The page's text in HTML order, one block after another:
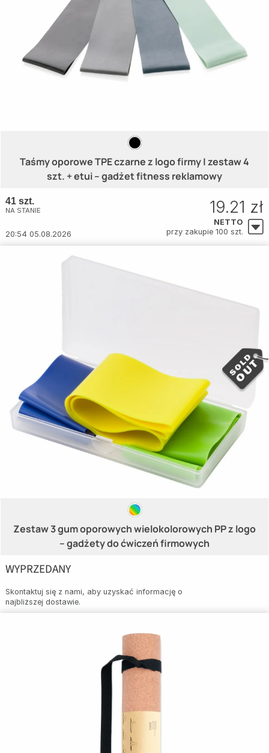
Taśmy oporowe TPE czarne z logo firmy | zestaw 4
szt. + etui – gadżet fitness reklamowy
41 szt.
NA STANIE
20:54 05.08.2026
19.21 zł
NETTO
przy zakupie 100 szt.
Zestaw 3 gum oporowych wielokolorowych PP z logo
– gadżety do ćwiczeń firmowych
WYPRZEDANY
Skontaktuj się z nami, aby uzyskać informację o
najbliższej dostawie.